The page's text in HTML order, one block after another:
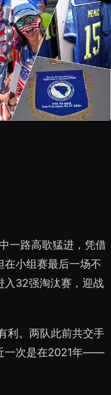
一路高歌猛进，凭借
在小组赛最后一场不
入32强淘汰赛，迎战
利。两队此前共交手
一次是在2021年——